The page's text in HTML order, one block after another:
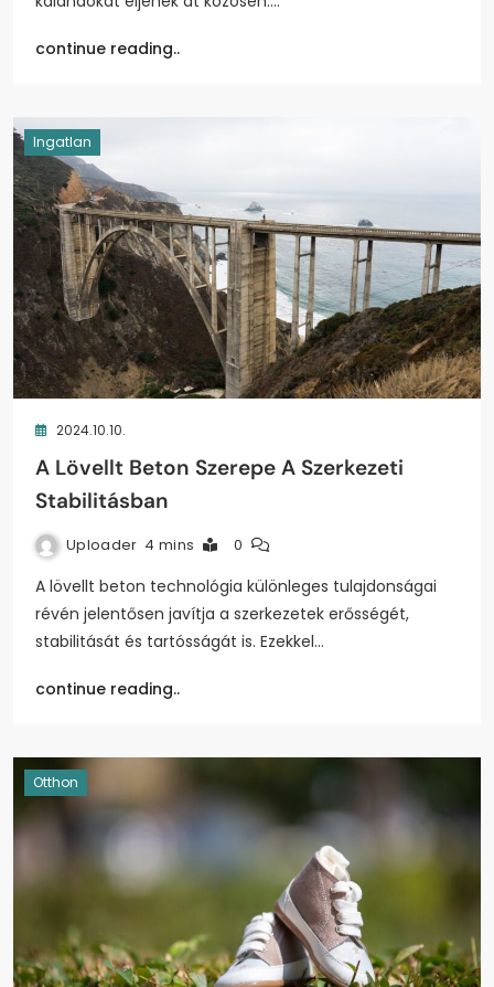
continue reading..
Ingatlan
2024.10.10.
A Lövellt Beton Szerepe A Szerkezeti
Stabilitásban
Uploader 4 mins 0
A lövellt beton technológia különleges tulajdonságai
révén jelentősen javítja a szerkezetek erősségét,
stabilitását és tartósságát is. Ezekkel…
continue reading..
Otthon